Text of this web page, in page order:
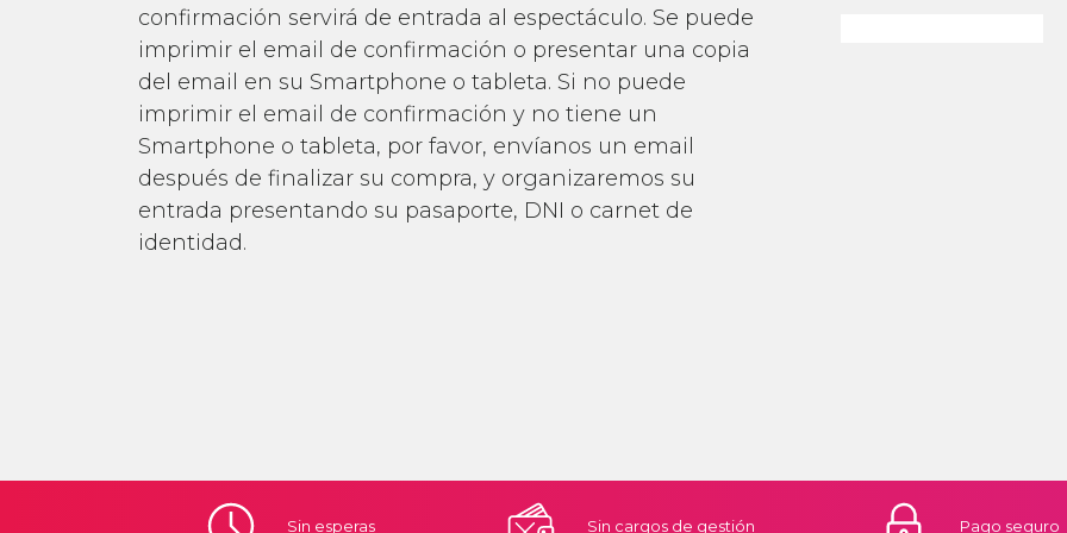
confirmación servirá de entrada al espectáculo. Se puede
imprimir el email de confirmación o presentar una copia
del email en su Smartphone o tableta. Si no puede
imprimir el email de confirmación y no tiene un
Smartphone o tableta, por favor, envíanos un email
después de finalizar su compra, y organizaremos su
entrada presentando su pasaporte, DNI o carnet de
identidad.
Sin esperas Sin cargos de gestión Pago seguro